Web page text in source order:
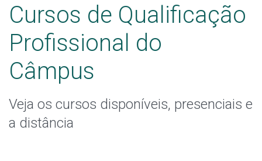
Qualificação Profissional e Idiomas
Especialização
Educação a Distância
Cursos de Qualificação
Profissional do
Câmpus
Veja os cursos disponíveis, presenciais e
a distância